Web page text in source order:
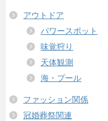
アウトドア
パワースポット
味覚狩り
天体観測
海・プール
ファッション関係
冠婚葬祭関連